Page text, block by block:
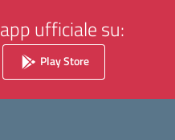
ufficiale su:
Play Store